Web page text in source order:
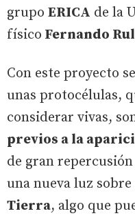
grupo ERICA de la
físico Fernando
Con este proyecto
unas protocélulas,
considerar vivas,
previos a la
de gran
una nueva luz sobre
Tierra, algo que